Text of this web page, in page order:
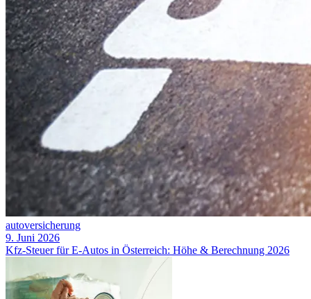
autoversicherung
9. Juni 2026
Kfz-Steuer für E-Autos in Österreich: Höhe & Berechnung 2026